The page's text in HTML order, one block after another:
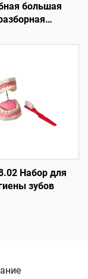
большая
Набор для
зубов